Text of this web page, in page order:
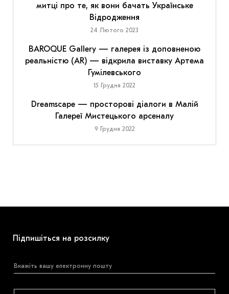
митці про те, як вони бачать Українське
Відродження
24 Лютого 2023
BAROQUE Gallery — галерея із доповненою
реальністю (AR) — відкрила виставку Артема
Гумілевського
15 Грудня 2022
Dreamscape — просторові діалоги в Малій
Галереї Мистецького арсеналу
9 Грудня 2022
Підпишіться на розсилку